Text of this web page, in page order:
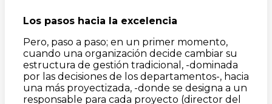
Los pasos hacia la excelencia
Pero, paso a paso; en un primer momento,
cuando una organización decide cambiar su
estructura de gestión tradicional, -dominada
por las decisiones de los departamentos-, hacia
una más proyectizada, -donde se designa a un
responsable para cada proyecto (director del